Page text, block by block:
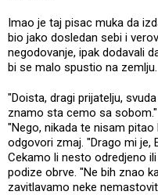
Imao je taj pisac muka da
bio jako dosledan sebi i
negodovanje, ipak dodavali
bi se malo spustio na zemlju.
"Doista, dragi prijatelju,
znamo sta cemo sa
"Nego, nikada te nisam
odgovori zmaj. "Drago mi je,
Cekamo li nesto odredjeno
podize obrve. "Ne bih znao
zavitlavamo neke